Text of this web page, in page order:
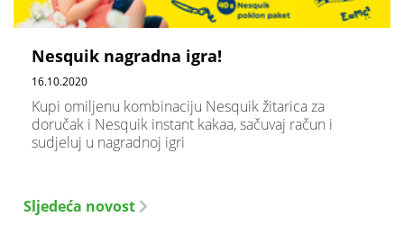
Nesquik nagradna igra!
16.10.2020
​Kupi omiljenu kombinaciju Nesquik žitarica za
doručak i Nesquik instant kakaa, sačuvaj račun i
sudjeluj u nagradnoj igri
Sljedeća novost